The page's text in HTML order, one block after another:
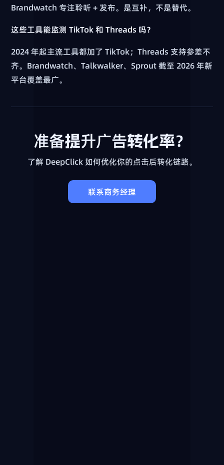
Brandwatch 专注聆听 + 发布。是互补，不是替代。
这些工具能监测 TikTok 和 Threads 吗？
2024 年起主流工具都加了 TikTok；Threads 支持参差不
齐。Brandwatch、Talkwalker、Sprout 截至 2026 年新
平台覆盖最广。
准备提升广告转化率？
了解 DeepClick 如何优化你的点击后转化链路。
联系商务经理